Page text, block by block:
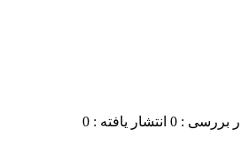
بررسی : 0 انتشار یافته : 0